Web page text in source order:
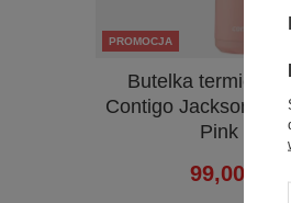
PROMOCJA
Butelka termiczna
Contigo Jackson
Pink
99,00 zł